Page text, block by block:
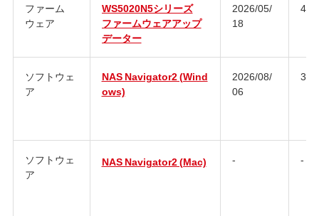
ファーム
ウェア
WS5020N5シリーズ
ファームウェアアップ
データー
2026/05/
18
ソフトウェ
ア
NAS Navigator2 (Wind
ows)
2026/08/
06
ソフトウェ
ア
NAS Navigator2 (Mac) - -